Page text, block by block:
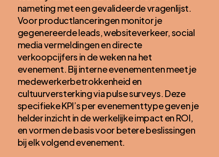
nameting met een gevalideerde vragenlijst.
Voor productlanceringen monitor je
gegenereerde leads, websiteverkeer, social
media vermeldingen en directe
verkoopcijfers in de weken na het
evenement. Bij interne evenementen meet je
medewerkerbetrokkenheid en
cultuurversterking via pulse surveys. Deze
specifieke KPI’s per evenementtype geven je
helder inzicht in de werkelijke impact en ROI,
en vormen de basis voor betere beslissingen
bij elk volgend evenement.